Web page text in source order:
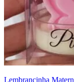
Lembrancinha